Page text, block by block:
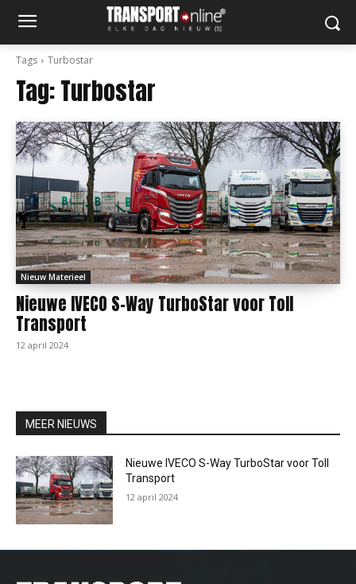
Tags Turbostar
Tag:Turbostar
Nieuw Materieel
Nieuwe IVECO S-Way TurboStar voor Toll
Transport
12 april 2024
MEER NIEUWS
Nieuwe IVECO S-Way TurboStar voor Toll
Transport
12 april 2024